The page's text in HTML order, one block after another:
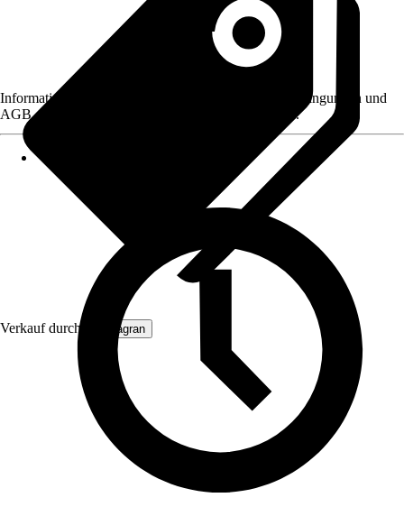
Verkauf durch: Primagran
Informationen des Verkäufers, wie z. B. Rückgabebedingungen und
AGB, finden Sie bei Klick auf den Verkäufernamen.